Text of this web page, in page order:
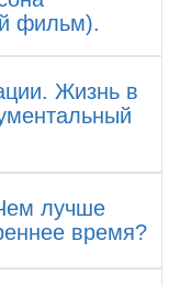
фильм).
Жизнь в
лучше
время?